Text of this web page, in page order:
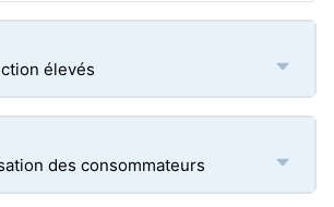
élevés
des consommateurs